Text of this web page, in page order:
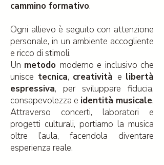
cammino formativo.
Ogni allievo è seguito con attenzione
personale, in un ambiente accogliente
e ricco di stimoli.
Un metodo moderno e inclusivo che
unisce tecnica, creatività e libertà
espressiva, per sviluppare fiducia,
consapevolezza e identità musicale.
Attraverso concerti, laboratori e
progetti culturali, portiamo la musica
oltre l’aula, facendola diventare
esperienza reale.